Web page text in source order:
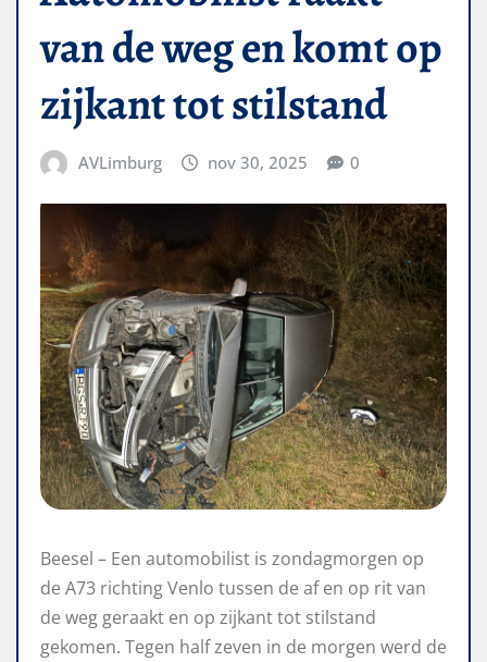
van de weg en komt op
zijkant tot stilstand
AVLimburg nov 30, 2025 0
Beesel – Een automobilist is zondagmorgen op
de A73 richting Venlo tussen de af en op rit van
de weg geraakt en op zijkant tot stilstand
gekomen. Tegen half zeven in de morgen werd de